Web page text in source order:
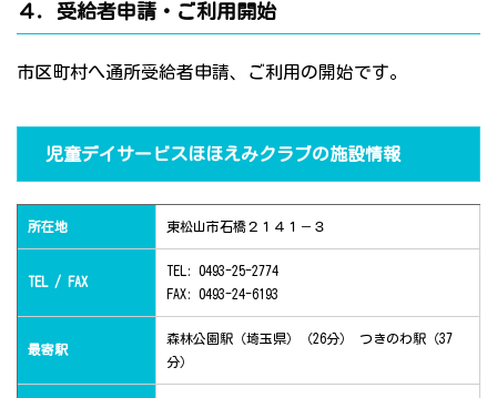
４．受給者申請・ご利用開始
市区町村へ通所受給者申請、ご利用の開始です。
児童デイサービスほほえみクラブの施設情報
所在地 東松山市石橋２１４１－３
TEL / FAX
TEL: 0493-25-2774
FAX: 0493-24-6193
最寄駅
森林公園駅（埼玉県）（26分） つきのわ駅（37
分）